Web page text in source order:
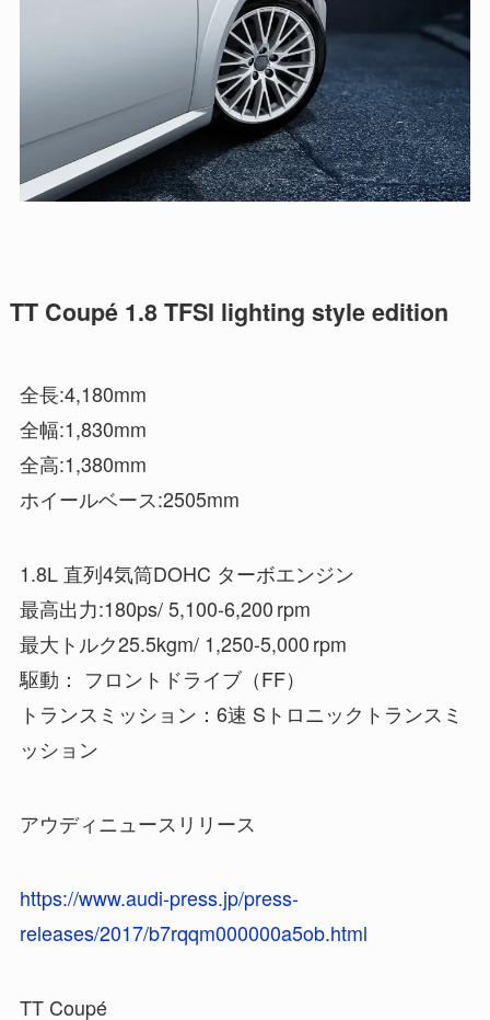
TT Coupé 1.8 TFSI lighting style edition
全長:4,180mm
全幅:1,830mm
全高:1,380mm
ホイールベース:2505mm
1.8L 直列4気筒DOHC ターボエンジン
最高出力:180ps/ 5,100-6,200 rpm
最大トルク25.5kgm/ 1,250-5,000 rpm
駆動： フロントドライブ（FF）
トランスミッション：6速 Sトロニックトランスミ
ッション
アウディニュースリリース
https://www.audi-press.jp/press-
releases/2017/b7rqqm000000a5ob.html
TT Coupé